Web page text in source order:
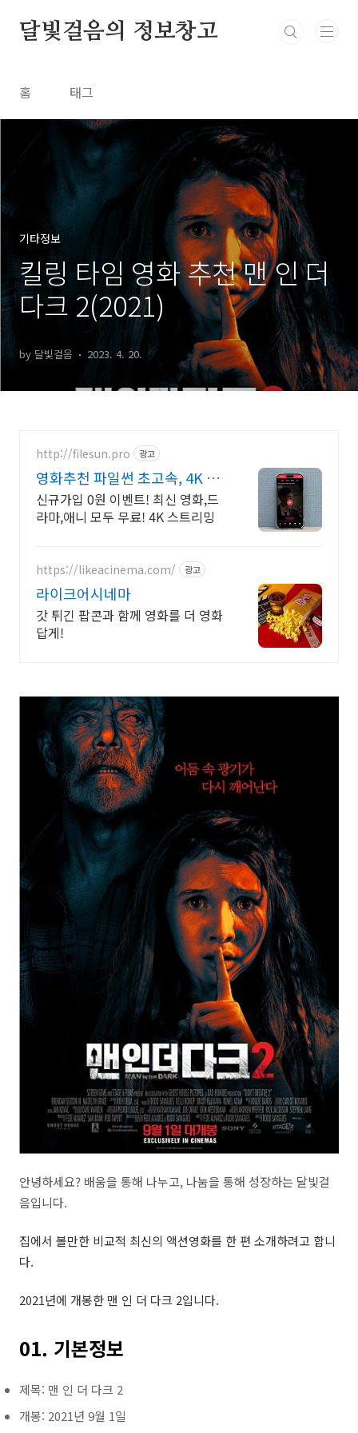
달빛걸음의 정보창고
홈 태그
기타정보
킬링 타임 영화 추천 맨 인 더
다크 2(2021)
by 달빛걸음 2023. 4. 20.
http://filesun.pro 광고
영화추천 파일썬 초고속, 4K 실
시간 보기!
신규가입 0원 이벤트! 최신 영화,드
라마,애니 모두 무료! 4K 스트리밍
https://likeacinema.com/ 광고
라이크어시네마
갓 튀긴 팝콘과 함께 영화를 더 영화
답게!
안녕하세요? 배움을 통해 나누고, 나눔을 통해 성장하는 달빛걸
음입니다.
집에서 볼만한 비교적 최신의 액션영화를 한 편 소개하려고 합니
다.
2021년에 개봉한 맨 인 더 다크 2입니다.
01. 기본정보
제목: 맨 인 더 다크 2
개봉: 2021년 9월 1일